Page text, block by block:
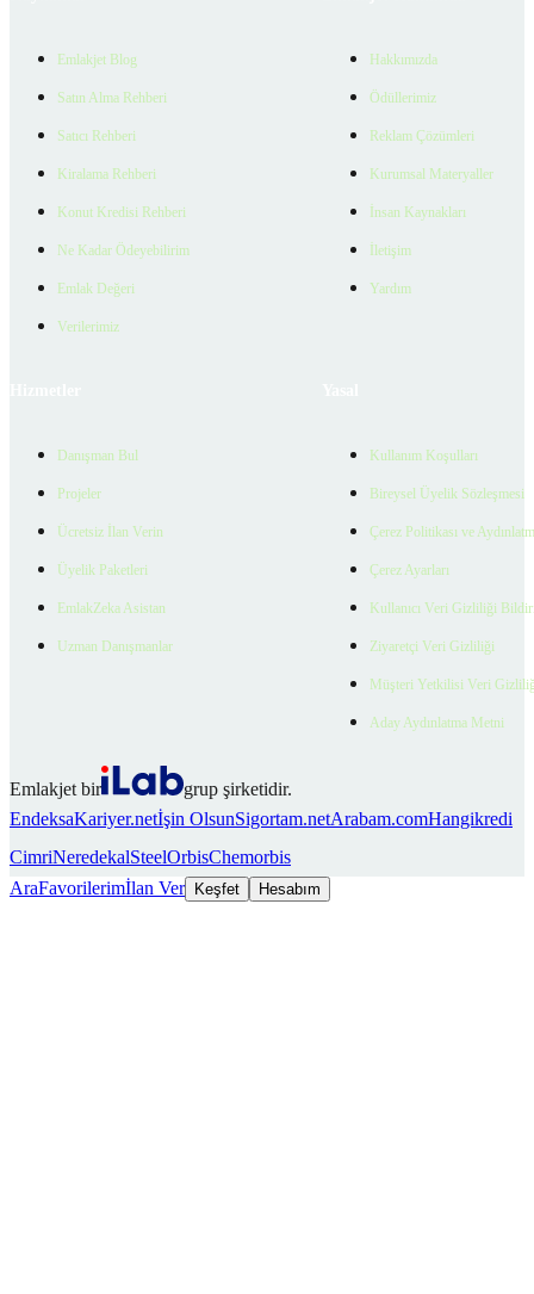
Emlakjet Blog
Satın Alma Rehberi
Satıcı Rehberi
Kiralama Rehberi
Konut Kredisi Rehberi
Ne Kadar Ödeyebilirim
Emlak Değeri
Verilerimiz
Hakkımızda
Ödüllerimiz
Reklam Çözümleri
Kurumsal Materyaller
İnsan Kaynakları
İletişim
Yardım
Danışman Bul
Projeler
Ücretsiz İlan Verin
Üyelik Paketleri
EmlakZeka Asistan
Uzman Danışmanlar
Kullanım Koşulları
Bireysel Üyelik Sözleşmesi
Çerez Politikası ve
Çerez Ayarları
Kullanıcı Veri Gizliliği
Ziyaretçi Veri Gizliliği
Müşteri Yetkilisi Veri
Aday Aydınlatma Metni
Emlakjet bir
grup şirketidir.
EndeksaKariyer.netİşin OlsunSigortam.netArabam.comHangikredi
CimriNeredekalSteelOrbisChemorbis
AraFavorilerimİlan Ver Keşfet Hesabım